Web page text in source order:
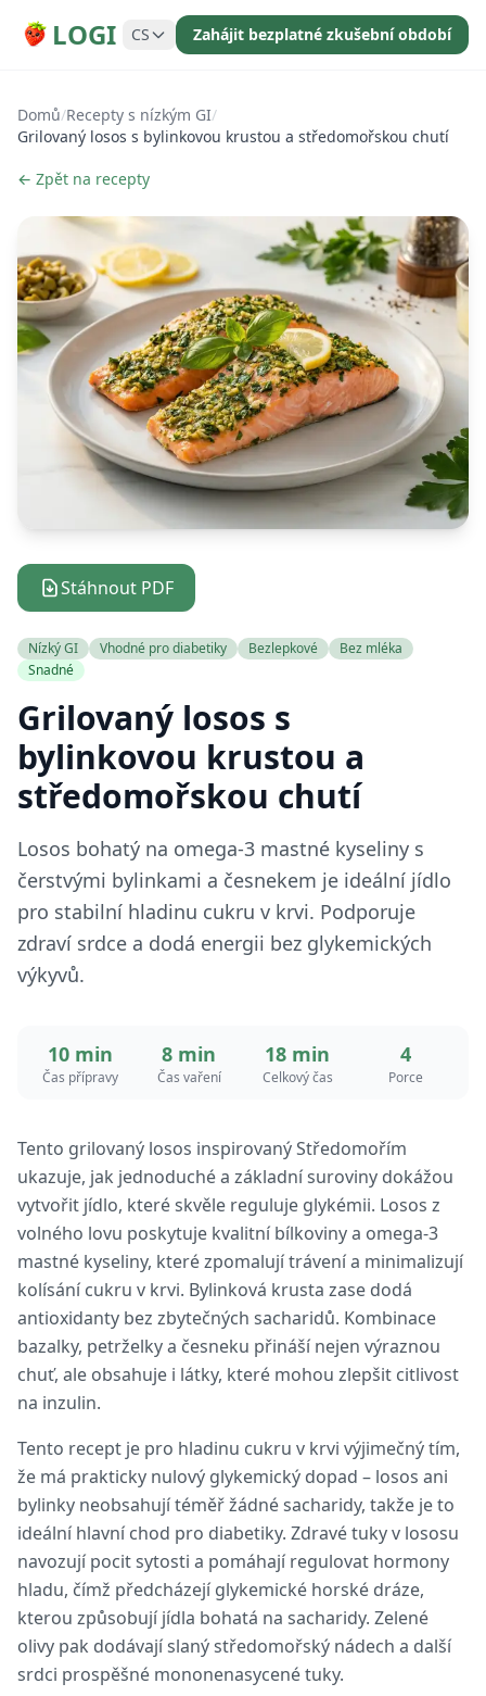
LOGI CS Zahájit bezplatné zkušební období
Domů/Recepty s nízkým GI/
Grilovaný losos s bylinkovou krustou a středomořskou chutí
← Zpět na recepty
Stáhnout PDF
Nízký GI Vhodné pro diabetiky Bezlepkové
Bez mléka
Snadné
Grilovaný losos s
bylinkovou krustou a
středomořskou chutí
Losos bohatý na omega-3 mastné kyseliny s
čerstvými bylinkami a česnekem je ideální jídlo
pro stabilní hladinu cukru v krvi. Podporuje
zdraví srdce a dodá energii bez glykemických
výkyvů.
10 min
Čas přípravy
8 min
Čas vaření
18 min
Celkový čas
4
Porce
Tento grilovaný losos inspirovaný Středomořím
ukazuje, jak jednoduché a základní suroviny dokážou
vytvořit jídlo, které skvěle reguluje glykémii. Losos z
volného lovu poskytuje kvalitní bílkoviny a omega-3
mastné kyseliny, které zpomalují trávení a minimalizují
kolísání cukru v krvi. Bylinková krusta zase dodá
antioxidanty bez zbytečných sacharidů. Kombinace
bazalky, petrželky a česneku přináší nejen výraznou
chuť, ale obsahuje i látky, které mohou zlepšit citlivost
na inzulin.
Tento recept je pro hladinu cukru v krvi výjimečný tím,
že má prakticky nulový glykemický dopad – losos ani
bylinky neobsahují téměř žádné sacharidy, takže je to
ideální hlavní chod pro diabetiky. Zdravé tuky v lososu
navozují pocit sytosti a pomáhají regulovat hormony
hladu, čímž předcházejí glykemické horské dráze,
kterou způsobují jídla bohatá na sacharidy. Zelené
olivy pak dodávají slaný středomořský nádech a další
srdci prospěšné mononenasycené tuky.